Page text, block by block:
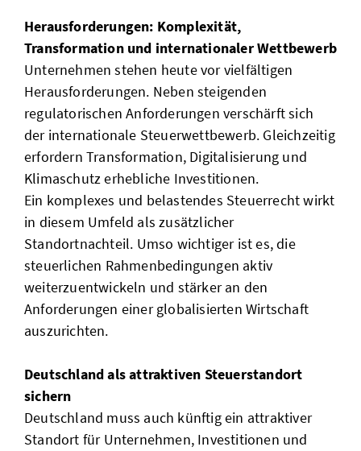
Herausforderungen: Komplexität,
Transformation und internationaler Wettbewerb
Unternehmen stehen heute vor vielfältigen
Herausforderungen. Neben steigenden
regulatorischen Anforderungen verschärft sich
der internationale Steuerwettbewerb. Gleichzeitig
erfordern Transformation, Digitalisierung und
Klimaschutz erhebliche Investitionen.
Ein komplexes und belastendes Steuerrecht wirkt
in diesem Umfeld als zusätzlicher
Standortnachteil. Umso wichtiger ist es, die
steuerlichen Rahmenbedingungen aktiv
weiterzuentwickeln und stärker an den
Anforderungen einer globalisierten Wirtschaft
auszurichten.
Deutschland als attraktiven Steuerstandort
sichern
Deutschland muss auch künftig ein attraktiver
Standort für Unternehmen, Investitionen und